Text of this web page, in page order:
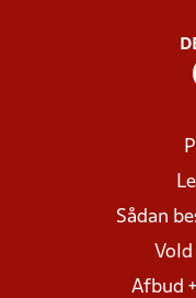
Sådan
Afbud